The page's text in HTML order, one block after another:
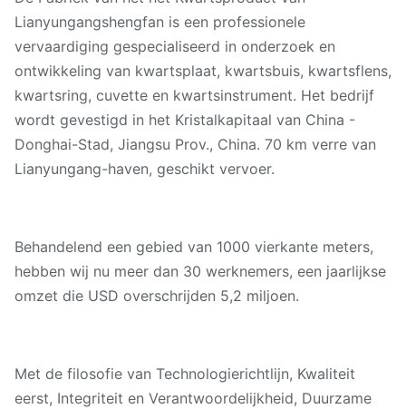
Lianyungangshengfan is een professionele
vervaardiging gespecialiseerd in onderzoek en
ontwikkeling van kwartsplaat, kwartsbuis, kwartsflens,
kwartsring, cuvette en kwartsinstrument. Het bedrijf
wordt gevestigd in het Kristalkapitaal van China -
Donghai-Stad, Jiangsu Prov., China. 70 km verre van
Lianyungang-haven, geschikt vervoer.
Behandelend een gebied van 1000 vierkante meters,
hebben wij nu meer dan 30 werknemers, een jaarlijkse
omzet die USD overschrijden 5,2 miljoen.
Met de filosofie van Technologierichtlijn, Kwaliteit
eerst, Integriteit en Verantwoordelijkheid, Duurzame